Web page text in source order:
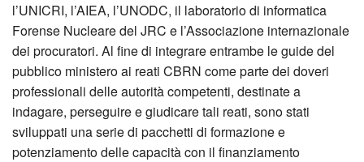
l’UNICRI, l’AIEA, l’UNODC, il laboratorio di informatica
Forense Nucleare del JRC e l’Associazione internazionale
dei procuratori. Al fine di integrare entrambe le guide del
pubblico ministero ai reati CBRN come parte dei doveri
professionali delle autorità competenti, destinate a
indagare, perseguire e giudicare tali reati, sono stati
sviluppati una serie di pacchetti di formazione e
potenziamento delle capacità con il finanziamento